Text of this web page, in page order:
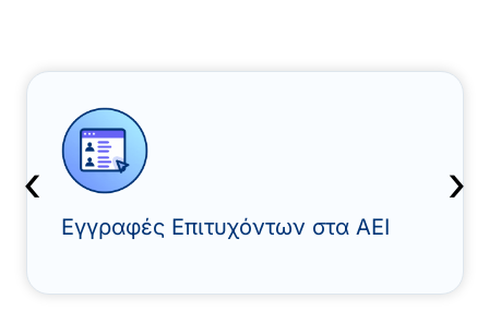
‹ ›
Εγγραφές Επιτυχόντων στα ΑΕΙ